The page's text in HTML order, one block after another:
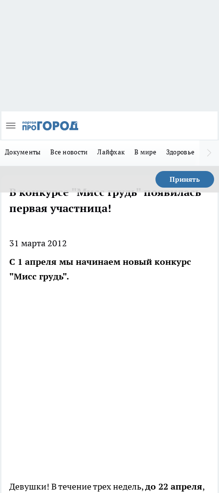
Документы Все новости Лайфхак В мире Здоровье
Принять
В конкурсе "Мисс грудь" появилась
первая участница!
31 марта 2012
С 1 апреля мы начинаем новый конкурс
"Мисс грудь".
Девушки! В течение трех недель,до 22 апреля,